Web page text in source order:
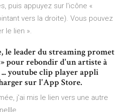
puis appuyez sur l'icône «
vers la droite). Vous pouvez
le lien ».
le leader du streaming promet
pour rebondir d'un artiste à
youtube clip player appli
sur l'App Store.
j'ai mis le lien vers une autre